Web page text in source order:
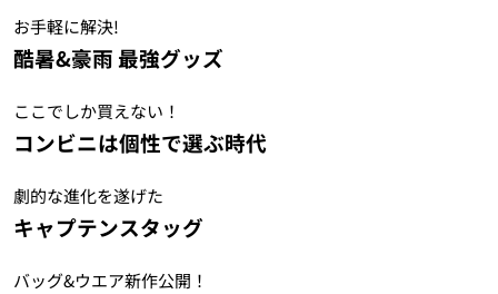
お手軽に解決!
酷暑&豪雨 最強グッズ
ここでしか買えない！
コンビニは個性で選ぶ時代
劇的な進化を遂げた
キャプテンスタッグ
バッグ&ウエア新作公開！